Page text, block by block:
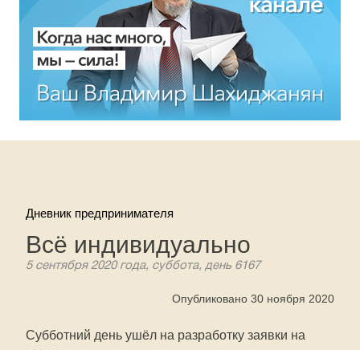
Дневник предпринимателя
Всё индивидуально
5 сентября 2020 года, суббота, день 6167
Опубликовано 30 ноября 2020
Субботний день ушёл на разработку заявки на